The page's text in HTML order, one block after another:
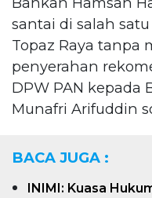
santai di salah
Topaz Raya tanpa
penyerahan
DPW PAN kepada
Munafri Arifuddin
BACA JUGA :
INIMI: Kuasa